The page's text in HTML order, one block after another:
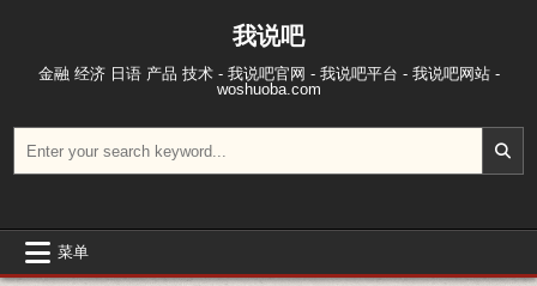
我说吧
金融 经济 日语 产品 技术 - 我说吧官网 - 我说吧平台 - 我说吧网站 -
woshuoba.com
菜单